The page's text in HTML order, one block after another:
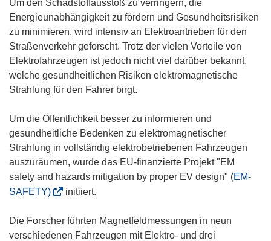
Um den Schadstoffausstoß zu verringern, die
Energieunabhängigkeit zu fördern und Gesundheitsrisiken
zu minimieren, wird intensiv an Elektroantrieben für den
Straßenverkehr geforscht. Trotz der vielen Vorteile von
Elektrofahrzeugen ist jedoch nicht viel darüber bekannt,
welche gesundheitlichen Risiken elektromagnetische
Strahlung für den Fahrer birgt.
Um die Öffentlichkeit besser zu informieren und
gesundheitliche Bedenken zu elektromagnetischer
Strahlung in vollständig elektrobetriebenen Fahrzeugen
auszuräumen, wurde das EU-finanzierte Projekt "EM
safety and hazards mitigation by proper EV design" (EM-
SAFETY)(
f
f
initiiert.
Die Forscher führten Magnetfeldmessungen in neun
verschiedenen Fahrzeugen mit Elektro- und drei